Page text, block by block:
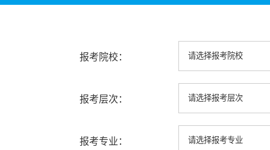
报考院校：
报考层次：
报考专业：